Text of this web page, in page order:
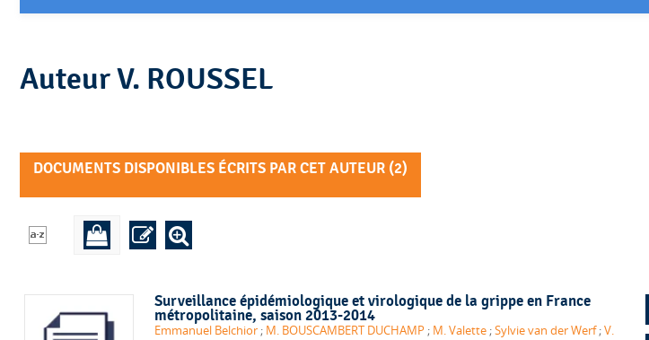
Auteur V. ROUSSEL
DOCUMENTS DISPONIBLES ÉCRITS PAR CET AUTEUR (2)
Surveillance épidémiologique et virologique de la grippe en France
métropolitaine, saison 2013-2014
Emmanuel Belchior ; M. BOUSCAMBERT DUCHAMP ; M. Valette ;Sylvie van der Werf ;V.